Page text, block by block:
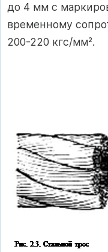
до 4 мм с
временному
200-220 кгс/мм².